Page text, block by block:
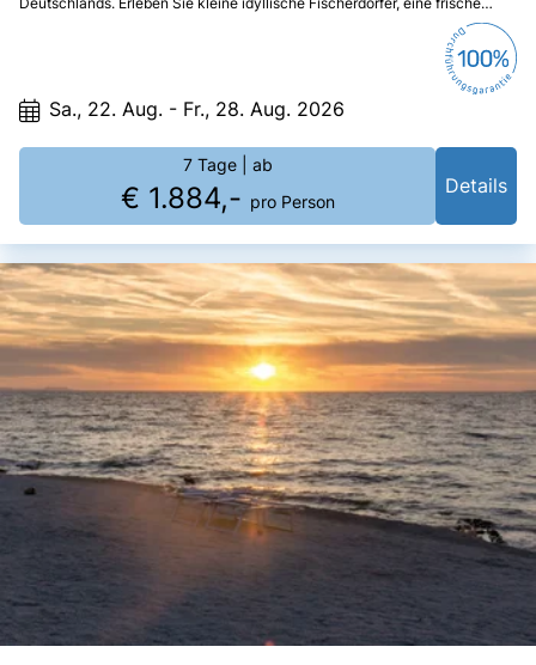
Sa., 22. Aug. - Fr., 28. Aug. 2026
7 Tage | ab
€ 1.884,- pro Person
Details